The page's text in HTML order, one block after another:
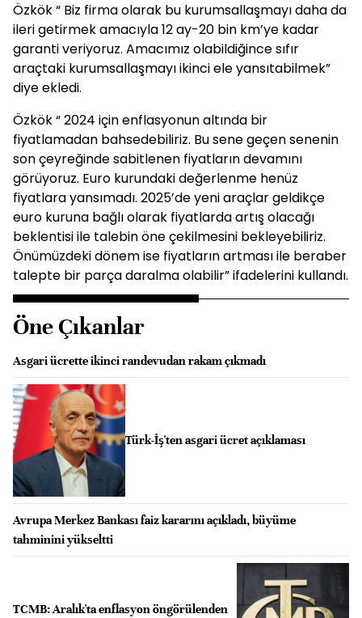
Özkök “ Biz firma olarak bu kurumsallaşmayı daha da
ileri getirmek amacıyla 12 ay-20 bin km’ye kadar
garanti veriyoruz. Amacımız olabildiğince sıfır
araçtaki kurumsallaşmayı ikinci ele yansıtabilmek”
diye ekledi.
Özkök “ 2024 için enflasyonun altında bir
fiyatlamadan bahsedebiliriz. Bu sene geçen senenin
son çeyreğinde sabitlenen fiyatların devamını
görüyoruz. Euro kurundaki değerlenme henüz
fiyatlara yansımadı. 2025’de yeni araçlar geldikçe
euro kuruna bağlı olarak fiyatlarda artış olacağı
beklentisi ile talebin öne çekilmesini bekleyebiliriz.
Önümüzdeki dönem ise fiyatların artması ile beraber
talepte bir parça daralma olabilir” ifadelerini kullandı.
Öne Çıkanlar
Asgari ücrette ikinci randevudan rakam çıkmadı
Türk-İş'ten asgari ücret açıklaması
Avrupa Merkez Bankası faiz kararını açıkladı, büyüme
tahminini yükseltti
TCMB: Aralık'ta enflasyon öngörülenden